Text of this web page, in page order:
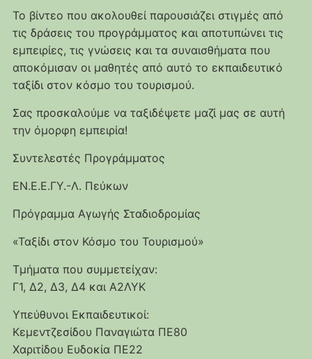
Το βίντεο που ακολουθεί παρουσιάζει στιγμές από
τις δράσεις του προγράμματος και αποτυπώνει τις
εμπειρίες, τις γνώσεις και τα συναισθήματα που
αποκόμισαν οι μαθητές από αυτό το εκπαιδευτικό
ταξίδι στον κόσμο του τουρισμού.
Σας προσκαλούμε να ταξιδέψετε μαζί μας σε αυτή
την όμορφη εμπειρία!
Συντελεστές Προγράμματος
ΕΝ.Ε.Ε.ΓΥ.-Λ. Πεύκων
Πρόγραμμα Αγωγής Σταδιοδρομίας
«Ταξίδι στον Κόσμο του Τουρισμού»
Τμήματα που συμμετείχαν:
Γ1, Δ2, Δ3, Δ4 και Α2ΛΥΚ
Υπεύθυνοι Εκπαιδευτικοί:
Κεμεντζεσίδου Παναγιώτα ΠΕ80
Χαριτίδου Ευδοκία ΠΕ22